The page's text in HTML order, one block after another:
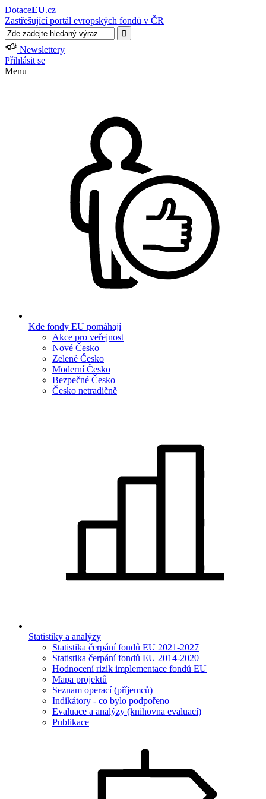
DotaceEU.cz
Zastřešující portál evropských fondů v ČR
Newslettery
Přihlásit se
Menu
Kde fondy EU pomáhají
Akce pro veřejnost
Nové Česko
Zelené Česko
Moderní Česko
Bezpečné Česko
Česko netradičně
Statistiky a analýzy
Statistika čerpání fondů EU 2021-2027
Statistika čerpání fondů EU 2014-2020
Hodnocení rizik implementace fondů EU
Mapa projektů
Seznam operací (příjemců)
Indikátory - co bylo podpořeno
Evaluace a analýzy (knihovna evaluací)
Publikace